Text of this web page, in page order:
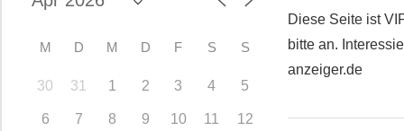
Diese Seite ist
bitte an.
anzeiger.de
M D M D F S S
30 31 1 2 3 4 5
6 7 8 9 10 11 12